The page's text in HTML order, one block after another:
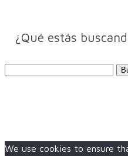
¿Qué estás
We use cookies to ensure